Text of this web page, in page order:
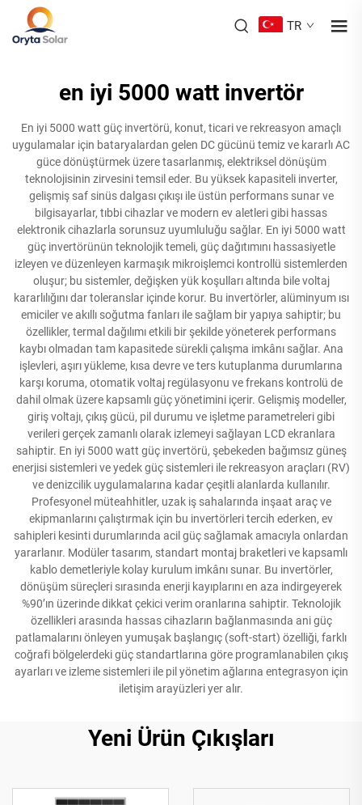
TR
en iyi 5000 watt invertör
En iyi 5000 watt güç invertörü, konut, ticari ve rekreasyon amaçlı
uygulamalar için bataryalardan gelen DC gücünü temiz ve kararlı AC
güce dönüştürmek üzere tasarlanmış, elektriksel dönüşüm
teknolojisinin zirvesini temsil eder. Bu yüksek kapasiteli inverter,
gelişmiş saf sinüs dalgası çıkışı ile üstün performans sunar ve
bilgisayarlar, tıbbi cihazlar ve modern ev aletleri gibi hassas
elektronik cihazlarla sorunsuz uyumluluğu sağlar. En iyi 5000 watt
güç invertörünün teknolojik temeli, güç dağıtımını hassasiyetle
izleyen ve düzenleyen karmaşık mikroişlemci kontrollü sistemlerden
oluşur; bu sistemler, değişken yük koşulları altında bile voltaj
kararlılığını dar toleranslar içinde korur. Bu invertörler, alüminyum ısı
emiciler ve akıllı soğutma fanları ile sağlam bir yapıya sahiptir; bu
özellikler, termal dağılımı etkili bir şekilde yöneterek performans
kaybı olmadan tam kapasitede sürekli çalışma imkânı sağlar. Ana
işlevleri, aşırı yükleme, kısa devre ve ters kutuplanma durumlarına
karşı koruma, otomatik voltaj regülasyonu ve frekans kontrolü de
dahil olmak üzere kapsamlı güç yönetimini içerir. Gelişmiş modeller,
giriş voltajı, çıkış gücü, pil durumu ve işletme parametreleri gibi
verileri gerçek zamanlı olarak izlemeyi sağlayan LCD ekranlara
sahiptir. En iyi 5000 watt güç invertörü, şebekeden bağımsız güneş
enerjisi sistemleri ve yedek güç sistemleri ile rekreasyon araçları (RV)
ve denizcilik uygulamalarına kadar çeşitli alanlarda kullanılır.
Profesyonel müteahhitler, uzak iş sahalarında inşaat araç ve
ekipmanlarını çalıştırmak için bu invertörleri tercih ederken, ev
sahipleri kesinti durumlarında acil güç sağlamak amacıyla onlardan
yararlanır. Modüler tasarım, standart montaj braketleri ve kapsamlı
kablo demetleriyle kolay kurulum imkânı sunar. Bu invertörler,
dönüşüm süreçleri sırasında enerji kayıplarını en aza indirgeyerek
%90’ın üzerinde dikkat çekici verim oranlarına sahiptir. Teknolojik
özellikleri arasında hassas cihazların bağlanmasında ani güç
patlamalarını önleyen yumuşak başlangıç (soft-start) özelliği, farklı
coğrafi bölgelerdeki güç standartlarına göre programlanabilen çıkış
ayarları ve izleme sistemleri ile pil yönetim ağlarına entegrasyon için
iletişim arayüzleri yer alır.
Yeni Ürün Çıkışları